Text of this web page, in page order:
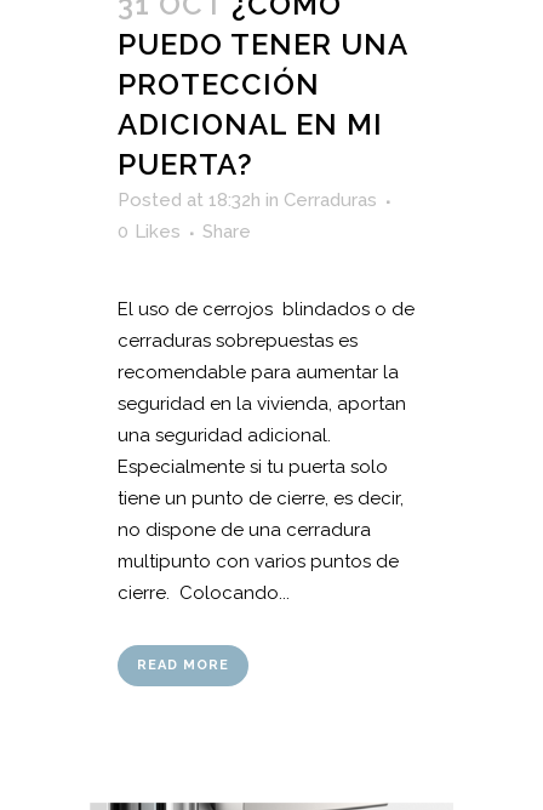
PUEDO TENER UNA
PROTECCIÓN
ADICIONAL EN MI
PUERTA?
Posted at 18:32h in Cerraduras
0 Likes Share
El uso de cerrojos blindados o de
cerraduras sobrepuestas es
recomendable para aumentar la
seguridad en la vivienda, aportan
una seguridad adicional.
Especialmente si tu puerta solo
tiene un punto de cierre, es decir,
no dispone de una cerradura
multipunto con varios puntos de
cierre. Colocando...
READ MORE